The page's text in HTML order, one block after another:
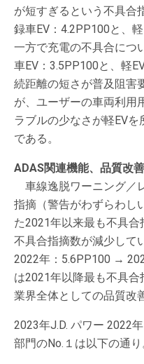
が短すぎるという不具合
録車EV：4.2PP100と、
一方で充電の不具合につ
車EV：3.5PP100と、軽
続距離の短さが普及阻害
が、ユーザーの車両利用
ラブルの少なさが軽EV
である。
ADAS関連機能、品質改
車線逸脱ワーニング／
指摘（警告がわずらわし
た2021年以来最も不具
不具合指摘数が減少して
2022年：5.6PP100 →
は2021年以降最も不具合
業界全体としての品質改
2023年J.D. パワー 2022
部門のNo.１は以下の通り